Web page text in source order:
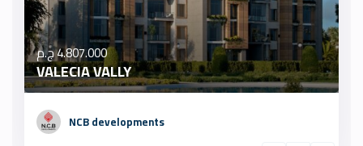
4.807.000 ج.م
VALECIA VALLY
NCB developments